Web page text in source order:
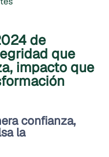
de
que
impacto que
confianza,
la